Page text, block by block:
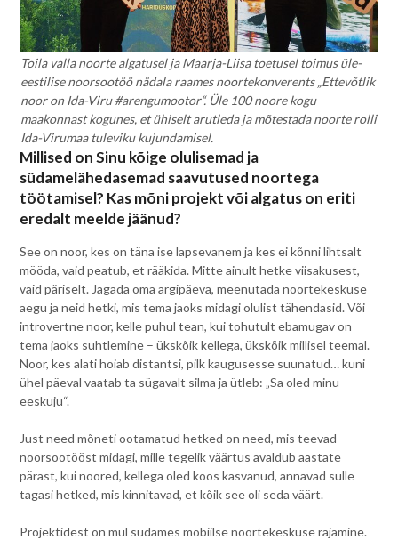
Toila valla noorte algatusel ja Maarja-Liisa toetusel toimus üle-
eestilise noorsootöö nädala raames noortekonverents „Ettevõtlik
noor on Ida-Viru #arengumootor“. Üle 100 noore kogu
maakonnast kogunes, et ühiselt arutleda ja mõtestada noorte rolli
Ida-Virumaa tuleviku kujundamisel.
Millised on Sinu kõige olulisemad ja
südamelähedasemad saavutused noortega
töötamisel? Kas mõni projekt või algatus on eriti
eredalt meelde jäänud?
See on noor, kes on täna ise lapsevanem ja kes ei kõnni lihtsalt
mööda, vaid peatub, et rääkida. Mitte ainult hetke viisakusest,
vaid päriselt. Jagada oma argipäeva, meenutada noortekeskuse
aegu ja neid hetki, mis tema jaoks midagi olulist tähendasid. Või
introvertne noor, kelle puhul tean, kui tohutult ebamugav on
tema jaoks suhtlemine – ükskõik kellega, ükskõik millisel teemal.
Noor, kes alati hoiab distantsi, pilk kaugusesse suunatud… kuni
ühel päeval vaatab ta sügavalt silma ja ütleb: „Sa oled minu
eeskuju“.
Just need mõneti ootamatud hetked on need, mis teevad
noorsootööst midagi, mille tegelik väärtus avaldub aastate
pärast, kui noored, kellega oled koos kasvanud, annavad sulle
tagasi hetked, mis kinnitavad, et kõik see oli seda väärt.
Projektidest on mul südames mobiilse noortekeskuse rajamine.